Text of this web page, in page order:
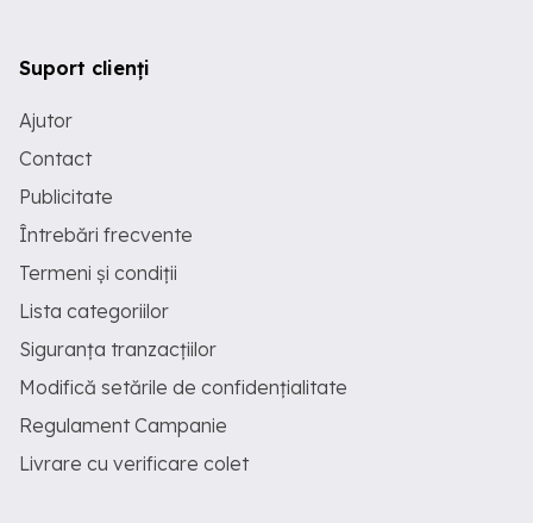
Suport clienți
Ajutor
Contact
Publicitate
Întrebări frecvente
Termeni și condiții
Lista categoriilor
Siguranța tranzacțiilor
Modifică setările de confidențialitate
Regulament Campanie
Livrare cu verificare colet